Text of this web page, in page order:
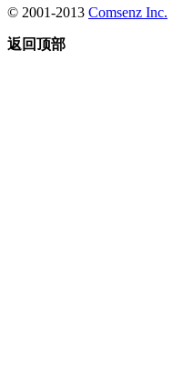
© 2001-2013 Comsenz Inc.
返回顶部